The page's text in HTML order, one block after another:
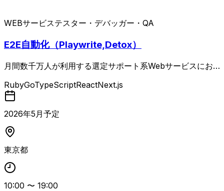
WEBサービステスター・デバッガー・QA
E2E自動化（Playwrite,Detox）
月間数千万人が利用する選定サポート系Webサービスにお
る案件 開発チームのテストプロセス改善やQA文化の浸透、
テスト設計・実行・管理およびエンジニアへのレビューを担
当します。 Playwrightを用いたWeb版E2Eテストの運用・
構築、Detoxを用いたモバイルアプリE2Eテストの運用、Git
Hub Actionsを利用したCI連携、インシデント対応フローの
むポジションです。 長期的に品質基盤を整備していきたい
案件のため、QA組織やプロセス改善に主体的に関わりたい
方に適しています。
RubyGoTypeScriptReactNext.js
2026年5 月予定
東京都
10:00 〜 19:00